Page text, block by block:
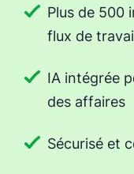
Plus de 500
flux de
IA intégrée
des affaires
Sécurisé et